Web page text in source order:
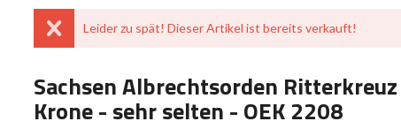
Leider zu spät! Dieser Artikel ist bereits verkauft!
Sachsen Albrechtsorden
Krone - sehr selten - OEK 2208